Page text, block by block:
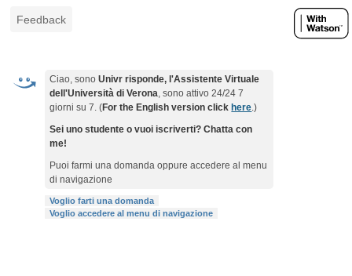
Feedback
Ciao, sonoUnivr risponde, l'Assistente Virtuale
dell'Università di Verona, sono attivo 24/24 7
giorni su 7. (For the English version click here.)
Sei uno studente o vuoi iscriverti? Chatta con
me!
Puoi farmi una domanda oppure accedere al menu
di navigazione
Voglio farti una domanda
Voglio accedere al menu di navigazione